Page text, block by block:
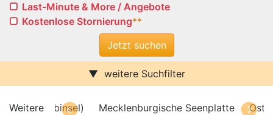
Last-Minute & More / Angebote
Kostenlose Stornierung**
weitere Suchfilter
Sauna
Pool
WeitereSeenplatte Ostseebad Warnemünde